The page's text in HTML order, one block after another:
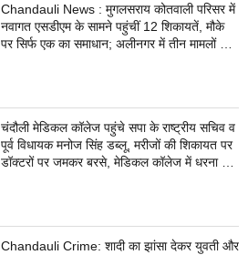
Chandauli News : मुगलसराय कोतवाली परिसर में
नवागत एसडीएम के सामने पहुंचीं 12 शिकायतें, मौके
पर सिर्फ एक का समाधान; अलीनगर में तीन मामलों का
चंदौली मेडिकल कॉलेज पहुंचे सपा के राष्ट्रीय सचिव व
पूर्व विधायक मनोज सिंह डब्लू, मरीजों की शिकायत पर
डॉक्टरों पर जमकर बरसे, मेडिकल कॉलेज में धरना देने
Chandauli Crime: शादी का झांसा देकर युवती और